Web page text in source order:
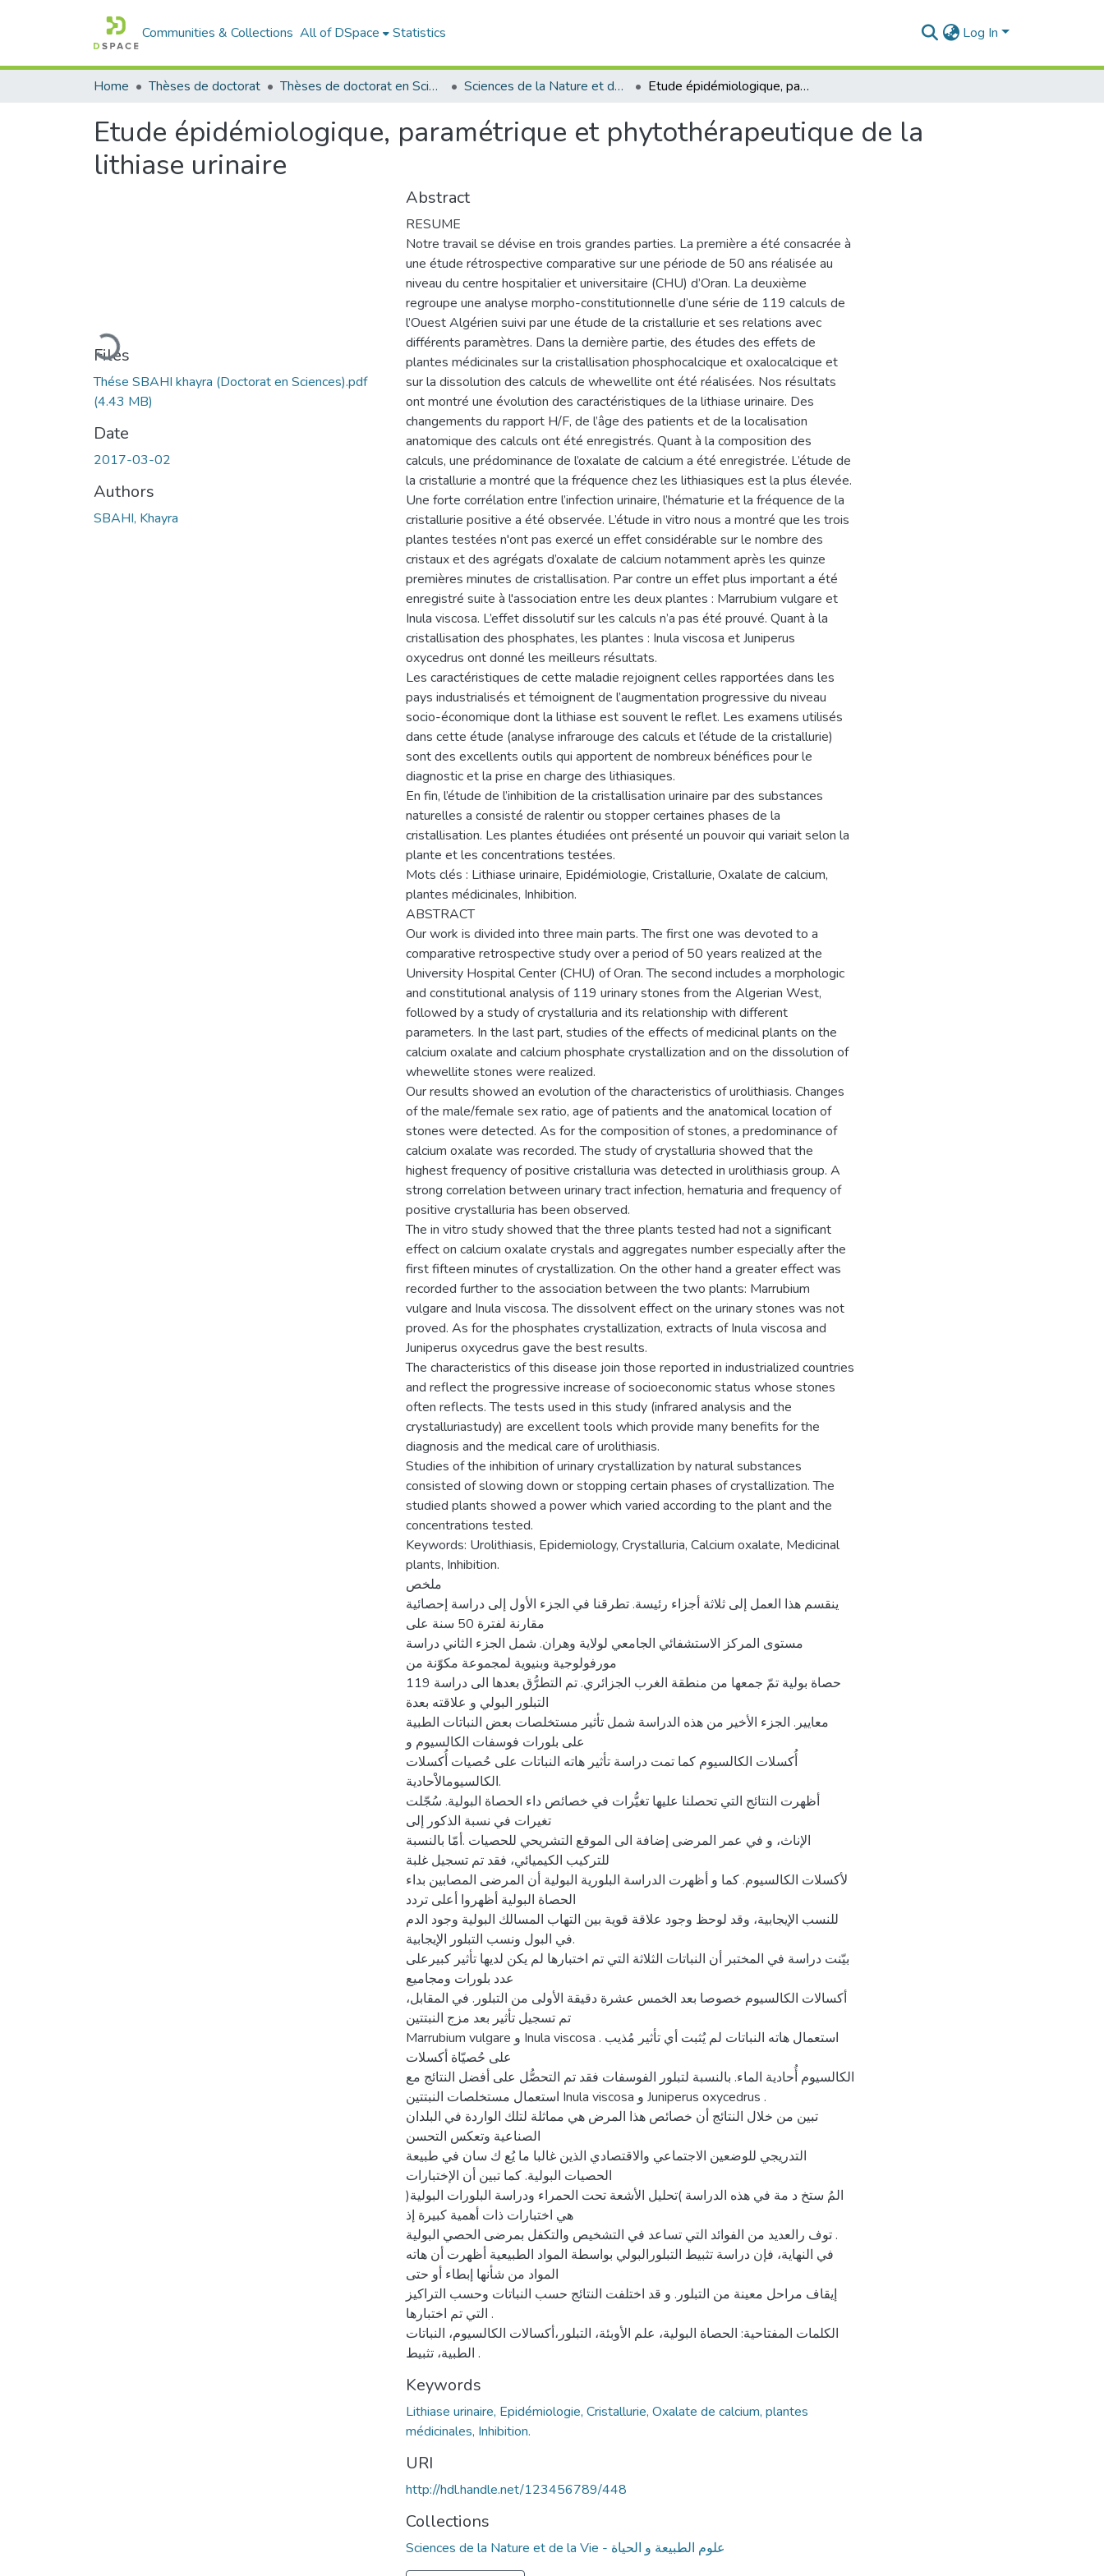
Communities & Collections All of DSpace Statistics Log In
Home Thèses de doctorat Thèses de doctorat en Sciences Sciences de la Nature et de la Vie - علوم الطبيعة و الحياة Etude épidémiologique, paramétrique et phytothérapeutique de la lithiase urinaire
Etude épidémiologique, paramétrique et phytothérapeutique de la
lithiase urinaire
Loading...
Files
Thése SBAHI khayra (Doctorat en Sciences).pdf
(4.43 MB)
Date
2017-03-02
Authors
SBAHI, Khayra
Abstract
RESUME
Notre travail se dévise en trois grandes parties. La première a été consacrée à
une étude rétrospective comparative sur une période de 50 ans réalisée au
niveau du centre hospitalier et universitaire (CHU) d’Oran. La deuxième
regroupe une analyse morpho-constitutionnelle d’une série de 119 calculs de
l’Ouest Algérien suivi par une étude de la cristallurie et ses relations avec
différents paramètres. Dans la dernière partie, des études des effets de
plantes médicinales sur la cristallisation phosphocalcique et oxalocalcique et
sur la dissolution des calculs de whewellite ont été réalisées. Nos résultats
ont montré une évolution des caractéristiques de la lithiase urinaire. Des
changements du rapport H/F, de l’âge des patients et de la localisation
anatomique des calculs ont été enregistrés. Quant à la composition des
calculs, une prédominance de l’oxalate de calcium a été enregistrée. L’étude de
la cristallurie a montré que la fréquence chez les lithiasiques est la plus élevée.
Une forte corrélation entre l’infection urinaire, l’hématurie et la fréquence de la
cristallurie positive a été observée. L’étude in vitro nous a montré que les trois
plantes testées n'ont pas exercé un effet considérable sur le nombre des
cristaux et des agrégats d’oxalate de calcium notamment après les quinze
premières minutes de cristallisation. Par contre un effet plus important a été
enregistré suite à l'association entre les deux plantes : Marrubium vulgare et
Inula viscosa. L’effet dissolutif sur les calculs n’a pas été prouvé. Quant à la
cristallisation des phosphates, les plantes : Inula viscosa et Juniperus
oxycedrus ont donné les meilleurs résultats.
Les caractéristiques de cette maladie rejoignent celles rapportées dans les
pays industrialisés et témoignent de l’augmentation progressive du niveau
socio-économique dont la lithiase est souvent le reflet. Les examens utilisés
dans cette étude (analyse infrarouge des calculs et l’étude de la cristallurie)
sont des excellents outils qui apportent de nombreux bénéfices pour le
diagnostic et la prise en charge des lithiasiques.
En fin, l’étude de l’inhibition de la cristallisation urinaire par des substances
naturelles a consisté de ralentir ou stopper certaines phases de la
cristallisation. Les plantes étudiées ont présenté un pouvoir qui variait selon la
plante et les concentrations testées.
Mots clés : Lithiase urinaire, Epidémiologie, Cristallurie, Oxalate de calcium,
plantes médicinales, Inhibition.
ABSTRACT
Our work is divided into three main parts. The first one was devoted to a
comparative retrospective study over a period of 50 years realized at the
University Hospital Center (CHU) of Oran. The second includes a morphologic
and constitutional analysis of 119 urinary stones from the Algerian West,
followed by a study of crystalluria and its relationship with different
parameters. In the last part, studies of the effects of medicinal plants on the
calcium oxalate and calcium phosphate crystallization and on the dissolution of
whewellite stones were realized.
Our results showed an evolution of the characteristics of urolithiasis. Changes
of the male/female sex ratio, age of patients and the anatomical location of
stones were detected. As for the composition of stones, a predominance of
calcium oxalate was recorded. The study of crystalluria showed that the
highest frequency of positive cristalluria was detected in urolithiasis group. A
strong correlation between urinary tract infection, hematuria and frequency of
positive crystalluria has been observed.
The in vitro study showed that the three plants tested had not a significant
effect on calcium oxalate crystals and aggregates number especially after the
first fifteen minutes of crystallization. On the other hand a greater effect was
recorded further to the association between the two plants: Marrubium
vulgare and Inula viscosa. The dissolvent effect on the urinary stones was not
proved. As for the phosphates crystallization, extracts of Inula viscosa and
Juniperus oxycedrus gave the best results.
The characteristics of this disease join those reported in industrialized countries
and reflect the progressive increase of socioeconomic status whose stones
often reflects. The tests used in this study (infrared analysis and the
crystalluriastudy) are excellent tools which provide many benefits for the
diagnosis and the medical care of urolithiasis.
Studies of the inhibition of urinary crystallization by natural substances
consisted of slowing down or stopping certain phases of crystallization. The
studied plants showed a power which varied according to the plant and the
concentrations tested.
Keywords: Urolithiasis, Epidemiology, Crystalluria, Calcium oxalate, Medicinal
plants, Inhibition.
ملخص
ينقسم هذا العمل إلى ثلاثة أجزاء رئيسة. تطرقنا في الجزء الأول إلى دراسة إحصائية
مقارنة لفترة 50 سنة على
مستوى المركز الاستشفائي الجامعي لولاية وهران. شمل الجزء الثاني دراسة
مورفولوجية وبنيوية لمجموعة مكوّنة من
119 حصاة بولية تمّ جمعها من منطقة الغرب الجزائري. تم التطرُّق بعدها الى دراسة
التبلور البولي و علاقته بعدة
معايير. الجزء الأخير من هذه الدراسة شمل تأثير مستخلصات بعض النباتات الطبية
على بلورات فوسفات الكالسيوم و
أُكسلات الكالسيوم كما تمت دراسة تأثير هاته النباتات على حُصيات أُكسلات
الكالسيومالاْحادية.
أظهرت النتائج التي تحصلنا عليها تغيُّرات في خصائص داء الحصاة البولية. سُجّلت
تغيرات في نسبة الذكور إلى
الإناث، و في عمر المرضى إضافة الى الموقع التشريحي للحصيات .أمّا بالنسبة
للتركيب الكيميائي، فقد تم تسجيل غلبة
لأكسلات الكالسيوم. كما و أظهرت الدراسة البلورية البولية أن المرضى المصابين بداء
الحصاة البولية أظهروا أعلى تردد
للنسب الإيجابية، وقد لوحظ وجود علاقة قوية بين التهاب المسالك البولية وجود الدم
في البول ونسب التبلور الإيجابية.
بيّنت دراسة في المختبر أن النباتات الثلاثة التي تم اختبارها لم يكن لديها تأثير كبيرعلى
عدد بلورات ومجاميع
أكسالات الكالسيوم خصوصا بعد الخمس عشرة دقيقة الأولى من التبلور. في المقابل،
تم تسجيل تأثير بعد مزج النبتتين
Marrubium vulgare و Inula viscosa . استعمال هاته النباتات لم يُثبت أي تأثير مُذيب
على حُصيّاة أكسلات
الكالسيوم أُحادية الماء. بالنسبة لتبلور الفوسفات فقد تم التحصُّل على أفضل النتائج مع
استعمال مستخلصات النبتتين Inula viscosa و Juniperus oxycedrus .
تبين من خلال النتائج أن خصائص هذا المرض هي مماثلة لتلك الواردة في البلدان
الصناعية وتعكس التحسن
التدريجي للوضعين الاجتماعي والاقتصادي الذين غالبا ما يُع ك سان في طبيعة
الحصيات البولية. كما تبين أن الإختبارات
المُ ستخ د مة في هذه الدراسة )تحليل الأشعة تحت الحمراء ودراسة البلورات البولية(
هي اختبارات ذات أهمية كبيرة إذ
توف رالعديد من الفوائد التي تساعد في التشخيص والتكفل بمرضى الحصي البولية .
في النهاية، فإن دراسة تثبيط التبلورالبولي بواسطة المواد الطبيعية أظهرت أن هاته
المواد من شأنها إبطاء أو حتى
إيقاف مراحل معينة من التبلور. و قد اختلفت النتائج حسب النباتات وحسب التراكيز
التي تم اختبارها .
الكلمات المفتاحية: الحصاة البولية، علم الأوبئة، التبلور،أكسالات الكالسيوم، النباتات
الطبية، تثبيط .
Keywords
Lithiase urinaire, Epidémiologie, Cristallurie, Oxalate de calcium, plantes
médicinales, Inhibition.
URI
http://hdl.handle.net/123456789/448
Collections
Sciences de la Nature et de la Vie - علوم الطبيعة و الحياة